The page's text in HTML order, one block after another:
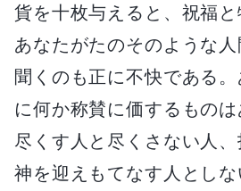
貨を十枚与えると、祝福と
あなたがたのそのような
聞くのも正に不快である
に何か称賛に価するもの
尽くす人と尽くさない人、
神を迎えもてなす人とし